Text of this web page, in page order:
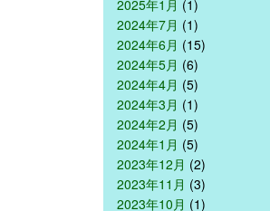
2025年1月 (1)
2024年7月 (1)
2024年6月 (15)
2024年5月 (6)
2024年4月 (5)
2024年3月 (1)
2024年2月 (5)
2024年1月 (5)
2023年12月 (2)
2023年11月 (3)
2023年10月 (1)